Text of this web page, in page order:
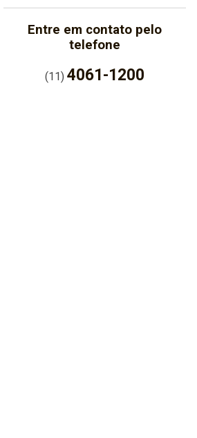
Entre em contato pelo
telefone
(11)4061-1200